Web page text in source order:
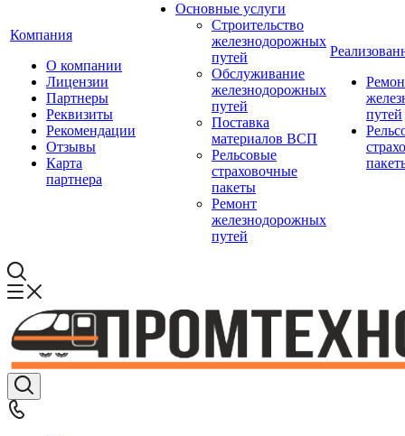
Компания
О компании
Лицензии
Партнеры
Реквизиты
Рекомендации
Отзывы
Карта
партнера
Основные услуги
Строительство
железнодорожных
путей
Обслуживание
железнодорожных
путей
Поставка
материалов ВСП
Рельсовые
страховочные
пакеты
Ремонт
железнодорожных
путей
путей